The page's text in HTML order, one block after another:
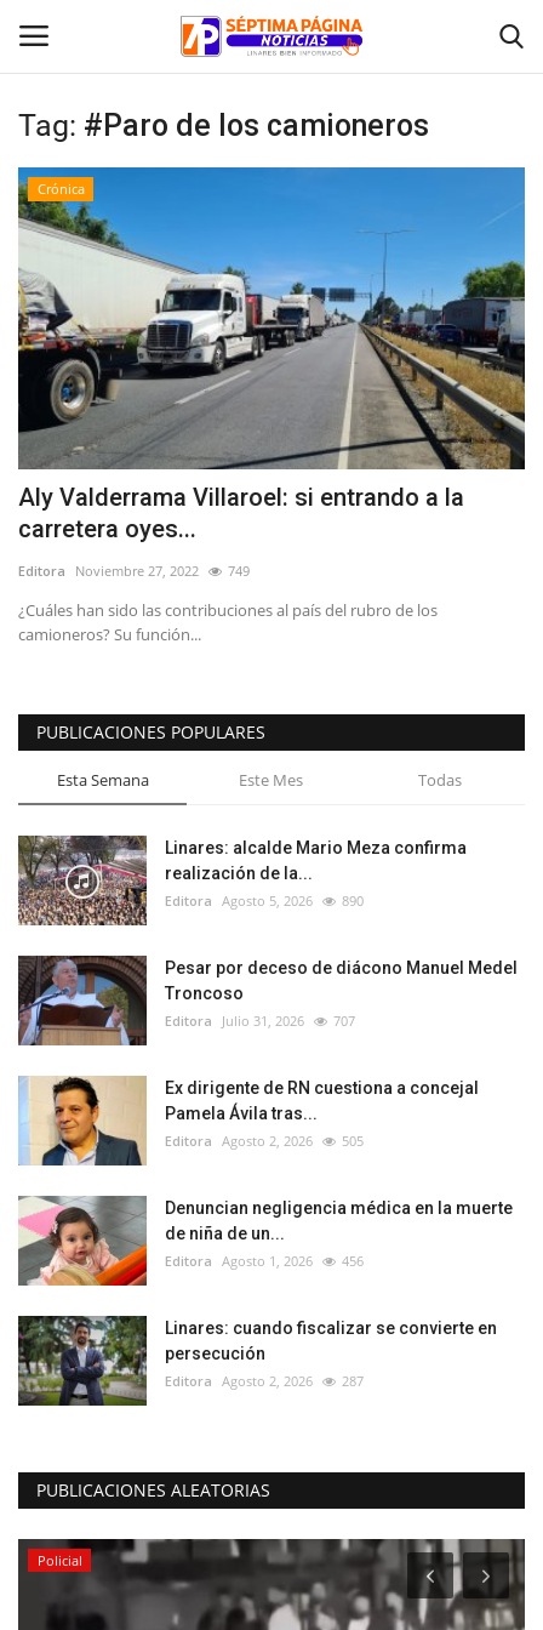
Inicio
Crónica
Policial
Tribunales
Deporte
Política
Espectáculos
Tag: #Paro de los camioneros
Crónica
Aly Valderrama Villaroel: si entrando a la
carretera oyes...
Editora Noviembre 27, 2022 749
¿Cuáles han sido las contribuciones al país del rubro de los
camioneros? Su función...
PUBLICACIONES POPULARES
Esta Semana Este Mes Todas
Linares: alcalde Mario Meza confirma
realización de la...
Editora Agosto 5, 2026 890
Pesar por deceso de diácono Manuel Medel
Troncoso
Editora Julio 31, 2026 707
Ex dirigente de RN cuestiona a concejal
Pamela Ávila tras...
Editora Agosto 2, 2026 505
Denuncian negligencia médica en la muerte
de niña de un...
Editora Agosto 1, 2026 456
Linares: cuando fiscalizar se convierte en
persecución
Editora Agosto 2, 2026 287
PUBLICACIONES ALEATORIAS
Policial